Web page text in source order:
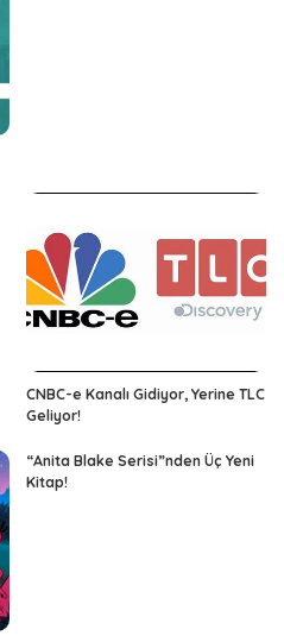
CNBC-e Kanalı Gidiyor, Yerine TLC
Geliyor!
“Anita Blake Serisi”nden Üç Yeni
Kitap!